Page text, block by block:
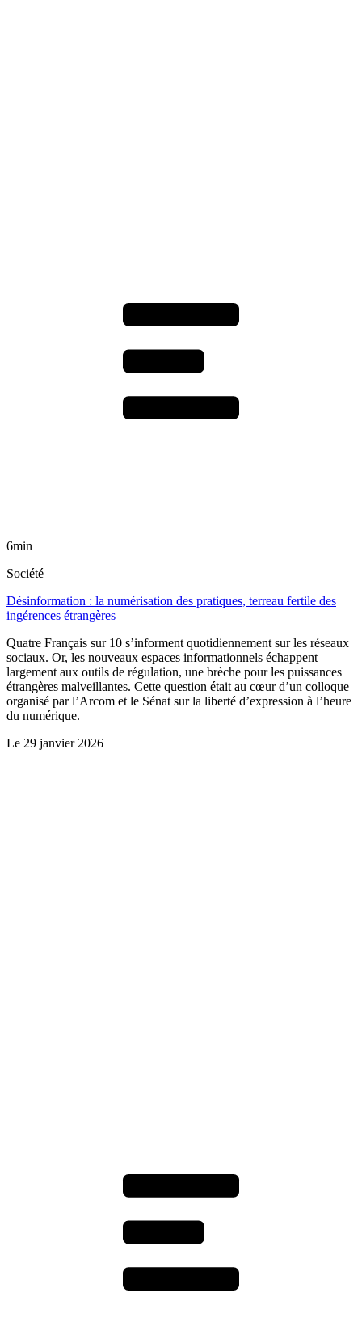
6min
Société
Désinformation : la numérisation des pratiques, terreau fertile des
ingérences étrangères
Quatre Français sur 10 s’informent quotidiennement sur les réseaux
sociaux. Or, les nouveaux espaces informationnels échappent
largement aux outils de régulation, une brèche pour les puissances
étrangères malveillantes. Cette question était au cœur d’un colloque
organisé par l’Arcom et le Sénat sur la liberté d’expression à l’heure
du numérique.
Le 29 janvier 2026